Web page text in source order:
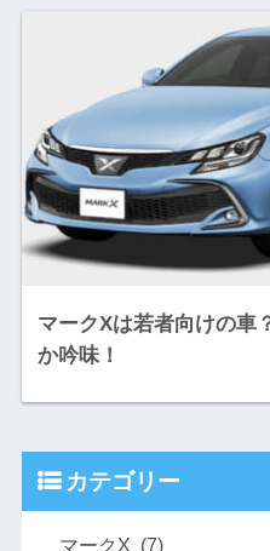
マークXは若者向けの車
か吟味！
カテゴリー